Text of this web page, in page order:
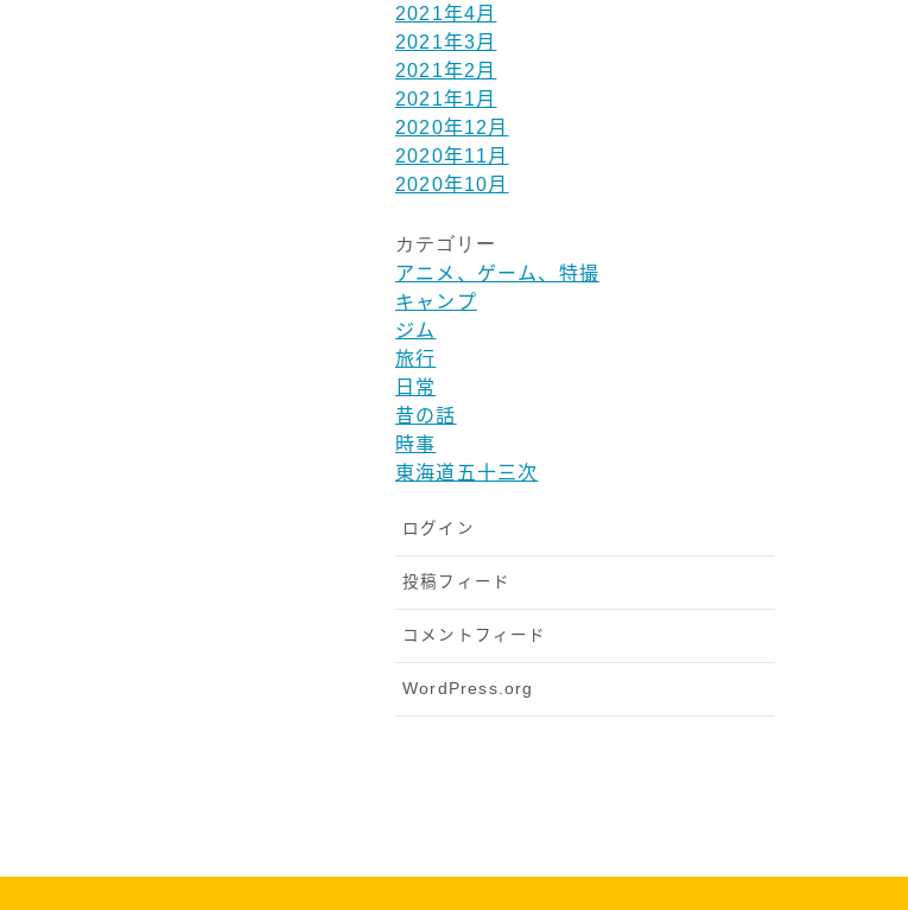
2021年4月
2021年3月
2021年2月
2021年1月
2020年12月
2020年11月
2020年10月
カテゴリー
アニメ、ゲーム、特撮
キャンプ
ジム
旅行
日常
昔の話
時事
東海道五十三次
ログイン
投稿フィード
コメントフィード
WordPress.org